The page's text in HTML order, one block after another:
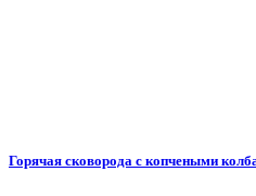
Горячая сковорода с копчеными